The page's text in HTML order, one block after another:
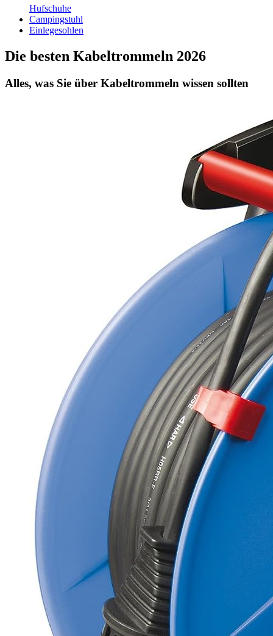
Hufschuhe
Campingstuhl
Einlegesohlen
Die besten Kabeltrommeln 2026
Alles, was Sie über Kabeltrommeln wissen sollten